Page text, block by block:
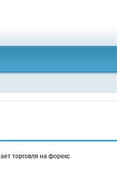
торговля на форекс